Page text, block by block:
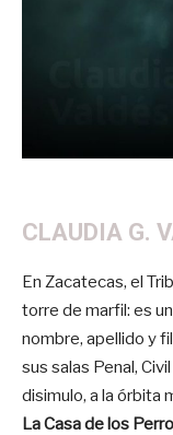
CLAUDIA G.
En Zacatecas, el
torre de marfil: es
nombre, apellido y
sus salas Penal,
disimulo, a la órbita
La Casa de los